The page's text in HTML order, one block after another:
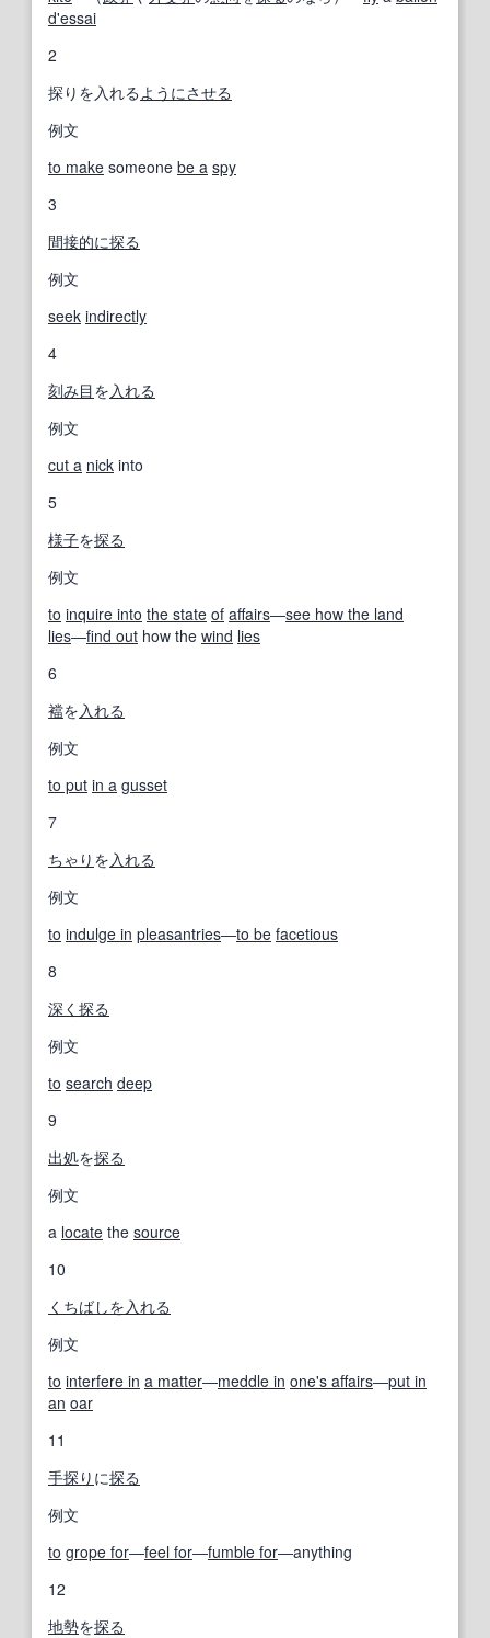
d'essai
2
探りを入れる ようにさせる
例文
to make someone be a spy
3
間接的に探る
例文
seek indirectly
4
刻み目を 入れる
例文
cut a nick into
5
様子を探る
例文
to inquire into the state of affairs―see how the land
lies―find out how the wind lies
6
襠を 入れる
例文
to put in a gusset
7
ちゃり を 入れる
例文
to indulge in pleasantries―to be facetious
8
深く 探る
例文
to search deep
9
出処を探る
例文
a locate the source
10
くちばしを入れる
例文
to interfere in a matter―meddle in one's affairs―put in
an oar
11
手探り に探る
例文
to grope for―feel for―fumble for―anything
12
地勢を探る